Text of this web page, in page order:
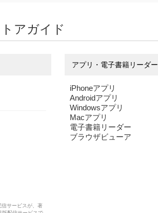
アガイド
サービスが、著
アプリ・電子書籍リーダー
iPhoneアプリ
Androidアプリ
Windowsアプリ
Macアプリ
電子書籍リーダー
ブラウザビューア